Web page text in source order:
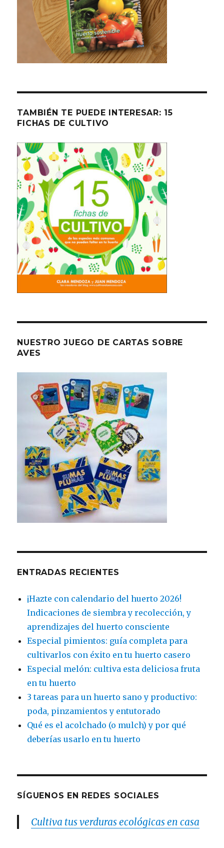
TAMBIÉN TE PUEDE INTERESAR: 15
FICHAS DE CULTIVO
NUESTRO JUEGO DE CARTAS SOBRE
AVES
ENTRADAS RECIENTES
¡Hazte con calendario del huerto 2026!
Indicaciones de siembra y recolección, y
aprendizajes del huerto consciente
Especial pimientos: guía completa para
cultivarlos con éxito en tu huerto casero
Especial melón: cultiva esta deliciosa fruta
en tu huerto
3 tareas para un huerto sano y productivo:
poda, pinzamientos y entutorado
Qué es el acolchado (o mulch) y por qué
deberías usarlo en tu huerto
SÍGUENOS EN REDES SOCIALES
Cultiva tus verduras ecológicas en casa